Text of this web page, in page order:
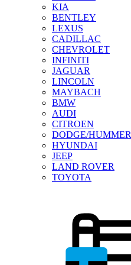
KIA
BENTLEY
LEXUS
CADILLAC
CHEVROLET
INFINITI
JAGUAR
LINCOLN
MAYBACH
BMW
AUDI
CITROEN
DODGE/HUMMER
HYUNDAI
JEEP
LAND ROVER
TOYOTA